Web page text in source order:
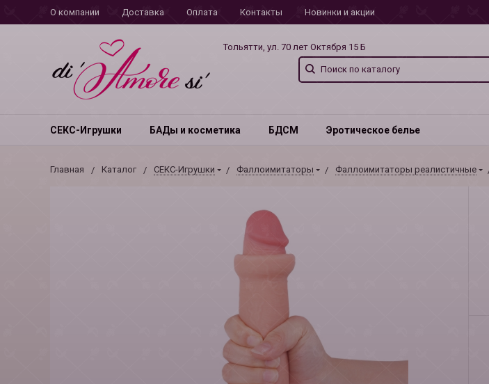
О компании Доставка Оплата Контакты Новинки и акции
Тольятти, ул. 70 лет Октября 15 Б
СЕКС-Игрушки БАДы и косметика БДСМ Эротическое белье
Главная Каталог СЕКС-Игрушки Фаллоимитаторы Фаллоимитаторы реалистичные